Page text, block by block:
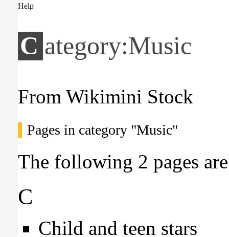
Help
Category:Music
From Wikimini Stock
Pages in category "Music"
The following 2 pages
C
Child and teen stars